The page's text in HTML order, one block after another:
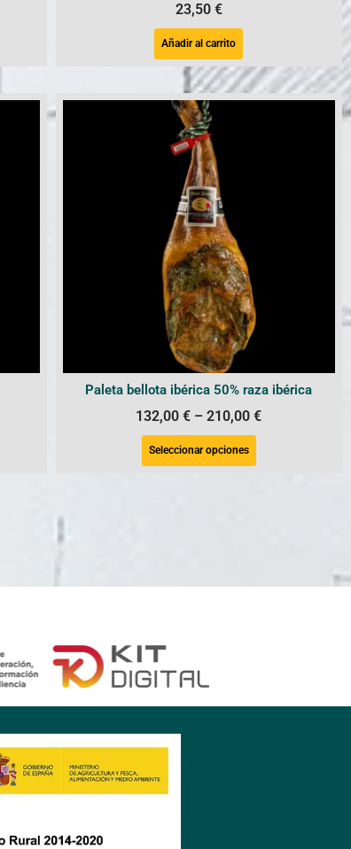
23,50 €
Añadir al carrito
Paleta bellota ibérica 50% raza ibérica
132,00€ –210,00€
Seleccionar opciones